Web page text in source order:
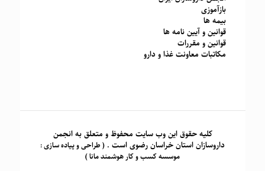
بازآموزی
بیمه ها
قوانین و آیین نامه ها
قوانین و مقررات
مکاتبات معاونت غذا و دارو
کلیه حقوق این وب سایت محفوظ و متعلق به انجمن
داروسازان استان خراسان رضوی است . ( طراحی و پیاده سازی :
موسسه کسب و کار هوشمند مانا )